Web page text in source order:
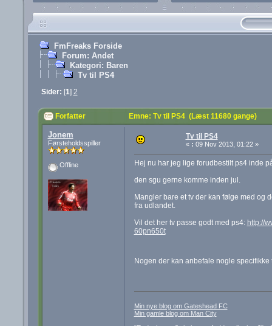
FmFreaks Forside
Forum: Andet
Kategori: Baren
Tv til PS4
Sider: [1] 2
Forfatter Emne: Tv til PS4 (Læst 11680 gange)
Jonem
Førsteholdsspiller
Offline
Tv til PS4
« : 09 Nov 2013, 01:22 »
Hej nu har jeg lige forudbestilt ps4 inde
den sgu gerne komme inden jul.
Mangler bare et tv der kan følge med og
fra udlandet.
Vil det her tv passe godt med ps4: http://
60pn650t
Nogen der kan anbefale nogle
Min nye blog om Gateshead FC
Min gamle blog om Man City